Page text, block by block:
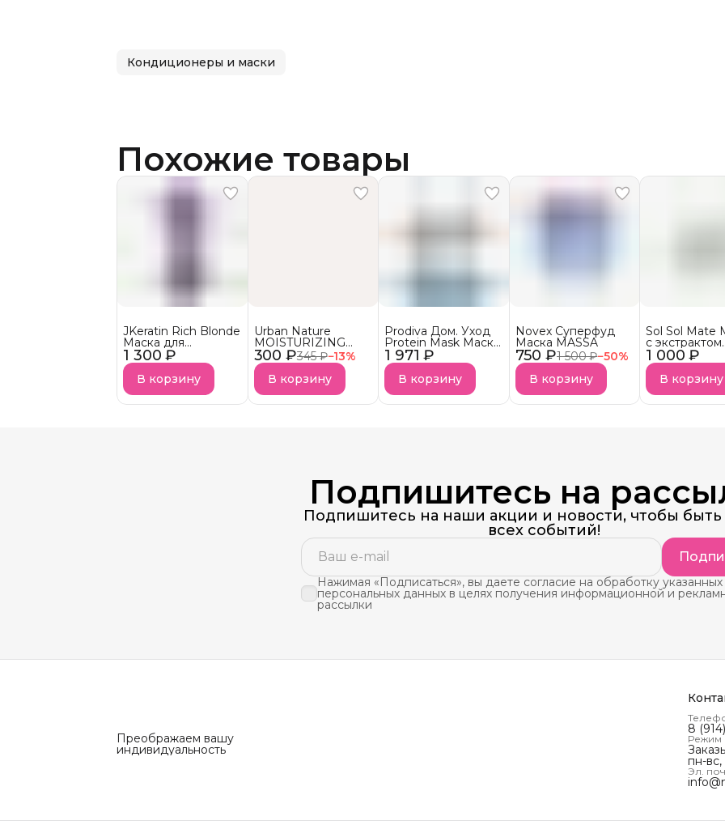
Кондиционеры и маски
Похожие товары
1 300 ₽
JKeratin Rich Blonde
Маска для
осветленных волос
Уход &
нейтрализация
желтизны СКОРО В
НАЛИЧИИ!
В корзину
300 ₽345 ₽−13%
Urban Nature
MOISTURIZING
Кондиционер
Увлажняющий
АКЦИЯ!
В корзину
1 971 ₽
Prodiva Дом. Уход
Protein Mask Маска
протеиновой
реконструкции для
сухих волос
В корзину
750 ₽1 500 ₽−50%
Novex Суперфуд
Маска MASSA
В корзину
1 000 ₽
Sol Sol Mate
с экстрактом
листьев
В корзину
Подпишитесь на
Подпишитесь на наши акции и новости, чтобы быть
всех событий!
Нажимая «Подписаться», вы даете согласие на обработку указанных
персональных данных в целях получения информационной и
рассылки
Преображаем вашу
индивидуальность
8
Режим
пн-
Эл.